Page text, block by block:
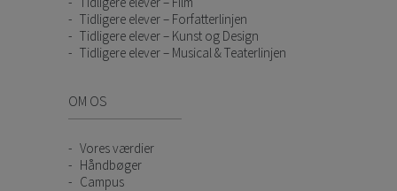
Tidligere elever – Forfatterlinjen
Tidligere elever – Kunst og Design
Tidligere elever – Musical & Teaterlinjen
OM OS
Vores værdier
Håndbøger
Campus